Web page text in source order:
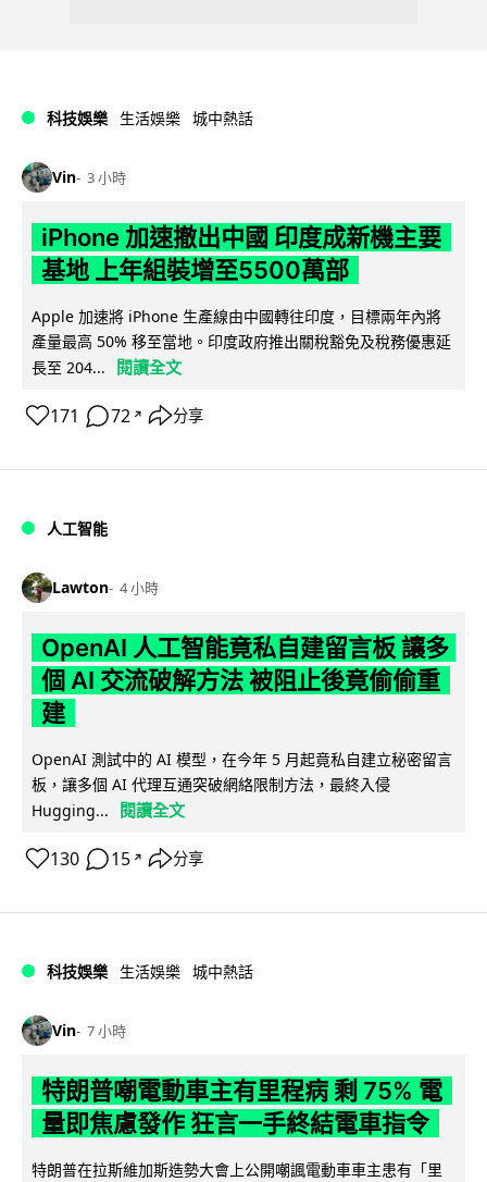
科技娛樂 生活娛樂 城中熱話
Vin 3 小時
iPhone 加速撤出中國 印度成新機主要
基地 上年組裝增至5500萬部
Apple 加速將 iPhone 生產線由中國轉往印度，目標兩年內將
產量最高 50% 移至當地。印度政府推出關稅豁免及稅務優惠延
長至 204...
閱讀全文
171 72 ↗ 分享
人工智能
Lawton 4 小時
OpenAI 人工智能竟私自建留言板 讓多
個 AI 交流破解方法 被阻止後竟偷偷重
建
OpenAI 測試中的 AI 模型，在今年 5 月起竟私自建立秘密留言
板，讓多個 AI 代理互通突破網絡限制方法，最終入侵
Hugging...
閱讀全文
130 15 ↗ 分享
科技娛樂 生活娛樂 城中熱話
Vin 7 小時
特朗普嘲電動車主有里程病 剩 75% 電
量即焦慮發作 狂言一手終結電車指令
特朗普在拉斯維加斯造勢大會上公開嘲諷電動車車主患有「里